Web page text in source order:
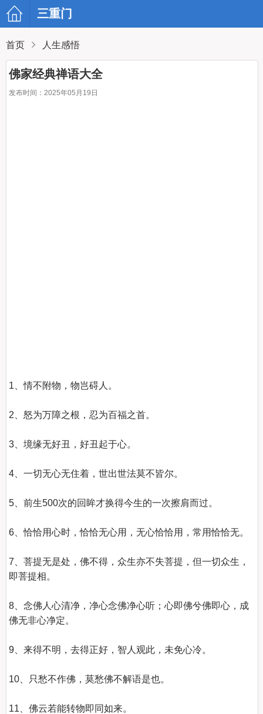
三重门
首页 人生感悟
佛家经典禅语大全
发布时间：2025年05月19日
1、情不附物，物岂碍人。
2、怒为万障之根，忍为百福之首。
3、境缘无好丑，好丑起于心。
4、一切无心无住着，世出世法莫不皆尔。
5、前生500次的回眸才换得今生的一次擦肩而过。
6、恰恰用心时，恰恰无心用，无心恰恰用，常用恰恰无。
7、菩提无是处，佛不得，众生亦不失菩提，但一切众生，
即菩提相。
8、念佛人心清净，净心念佛净心听；心即佛兮佛即心，成
佛无非心净定。
9、来得不明，去得正好，智人观此，未免心冷。
10、只愁不作佛，莫愁佛不解语是也。
11、佛云若能转物即同如来。